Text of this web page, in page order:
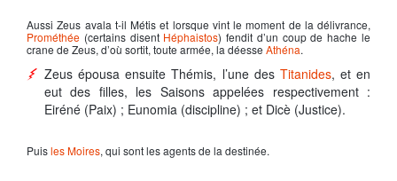
AussiZeus avala t-il Métis et lorsque vint le moment de la délivrance,
Prométhée (certains disent Héphaistos) fendit d’un coup de hache le
crane de Zeus, d’où sortit, toute armée, la déesse Athéna.
Zeus épousa ensuite Thémis, l’une des Titanides, et en
eut des filles, les Saisons appelées respectivement :
Eiréné (Paix) ; Eunomia (discipline) ; et Dicè (Justice).
Puisles Moires, qui sont les agents de la destinée.